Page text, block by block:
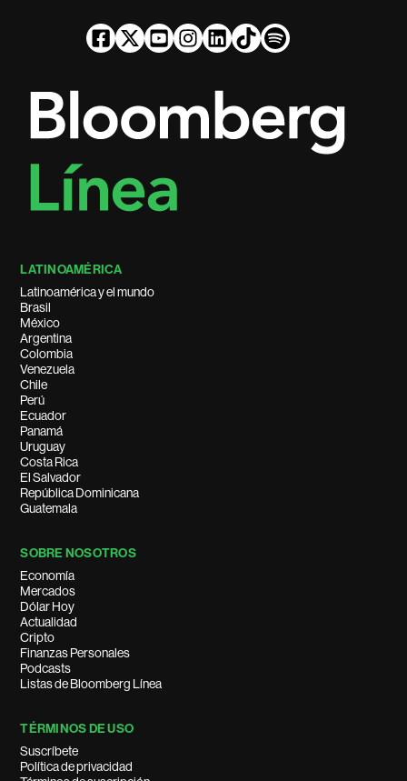
LATINOAMÉRICA
Latinoamérica y el mundo
Brasil
México
Argentina
Colombia
Venezuela
Chile
Perú
Ecuador
Panamá
Uruguay
Costa Rica
El Salvador
República Dominicana
Guatemala
SOBRE NOSOTROS
Economía
Mercados
Dólar Hoy
Actualidad
Cripto
Finanzas Personales
Podcasts
Listas de Bloomberg Línea
TÉRMINOS DE USO
Suscríbete
Política de privacidad